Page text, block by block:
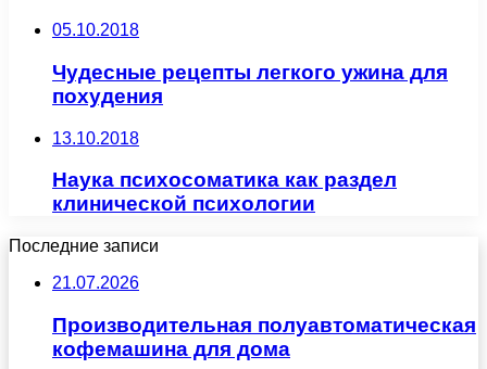
05.10.2018
Чудесные рецепты легкого ужина для
похудения
13.10.2018
Наука психосоматика как раздел
клинической психологии
Последние записи
21.07.2026
Производительная полуавтоматическая
кофемашина для дома